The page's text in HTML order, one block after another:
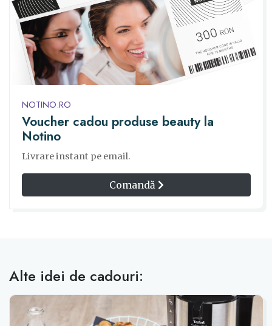
NOTINO.RO
Voucher cadou produse beauty la
Notino
Livrare instant pe email.
Comandă
Alte idei de cadouri: